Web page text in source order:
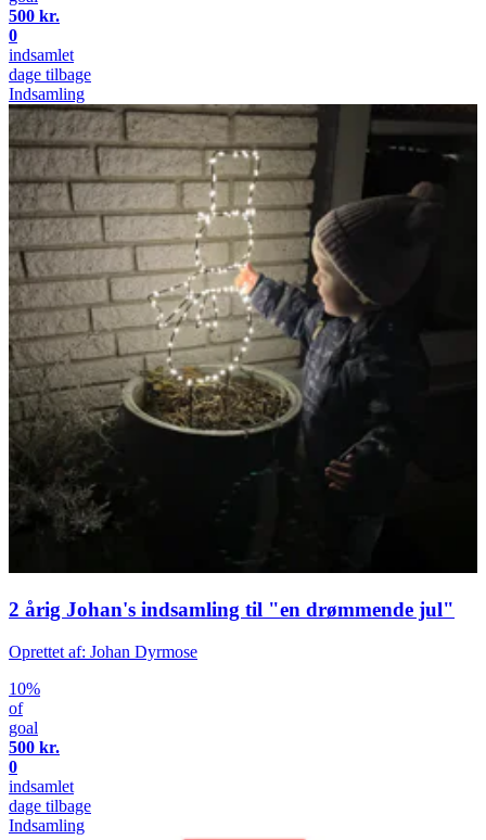
500 kr.
0
indsamlet
dage tilbage
Indsamling
2 årig Johan's indsamling til "en drømmende jul"
Oprettet af: Johan Dyrmose
10%
of
goal
500 kr.
0
indsamlet
dage tilbage
Indsamling